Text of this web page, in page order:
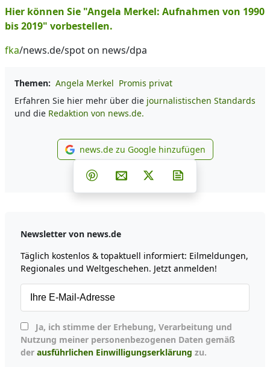
Hier können Sie "Angela Merkel: Aufnahmen von 1990
bis 2019" vorbestellen.
fka/news.de/spot on news/dpa
Themen: Angela Merkel Promis privat
Erfahren Sie hier mehr über die journalistischen Standards
und die Redaktion von news.de.
news.de zu Google
news.de zu Google hinzufügen
Teilen auf Facebook
Teilen auf Whatsapp
Teilen auf Telegram
Teilen auf Pinterest
Per E-Mail teilen
Post auf X
Newsletter von news.de
Täglich kostenlos & topaktuell informiert: Eilmeldungen,
Regionales und Weltgeschehen. Jetzt anmelden!
Nutzung meiner personenbezogenen Daten gemäß
der ausführlichen Einwilligungserklärung zu.